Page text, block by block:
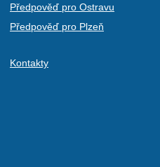
Předpověď pro Ostravu
Předpověď pro Plzeň
Kontakty